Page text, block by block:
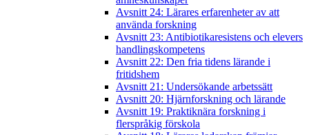
Avsnitt 24: Lärares erfarenheter av att
använda forskning
Avsnitt 23: Antibiotikaresistens och elevers
handlingskompetens
Avsnitt 22: Den fria tidens lärande i
fritidshem
Avsnitt 21: Undersökande arbetssätt
Avsnitt 20: Hjärnforskning och lärande
Avsnitt 19: Praktiknära forskning i
flerspråkig förskola